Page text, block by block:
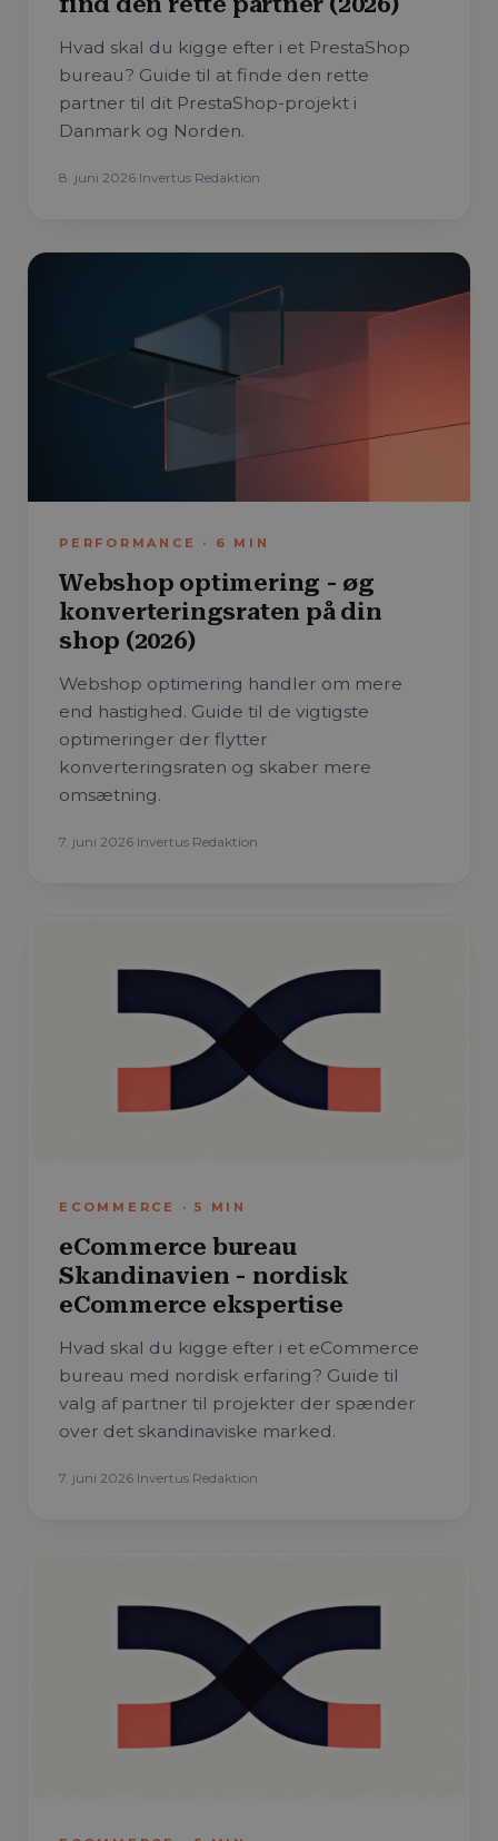
Hvad skal du kigge efter i et PrestaShop
bureau? Guide til at finde den rette
partner til dit PrestaShop-projekt i
Danmark og Norden.
8. juni 2026 Invertus Redaktion
PERFORMANCE · 6 MIN
Webshop optimering - øg
konverteringsraten på din
shop (2026)
Webshop optimering handler om mere
end hastighed. Guide til de vigtigste
optimeringer der flytter
konverteringsraten og skaber mere
omsætning.
7. juni 2026 Invertus Redaktion
ECOMMERCE · 5 MIN
eCommerce bureau
Skandinavien - nordisk
eCommerce ekspertise
Hvad skal du kigge efter i et eCommerce
bureau med nordisk erfaring? Guide til
valg af partner til projekter der spænder
over det skandinaviske marked.
7. juni 2026 Invertus Redaktion